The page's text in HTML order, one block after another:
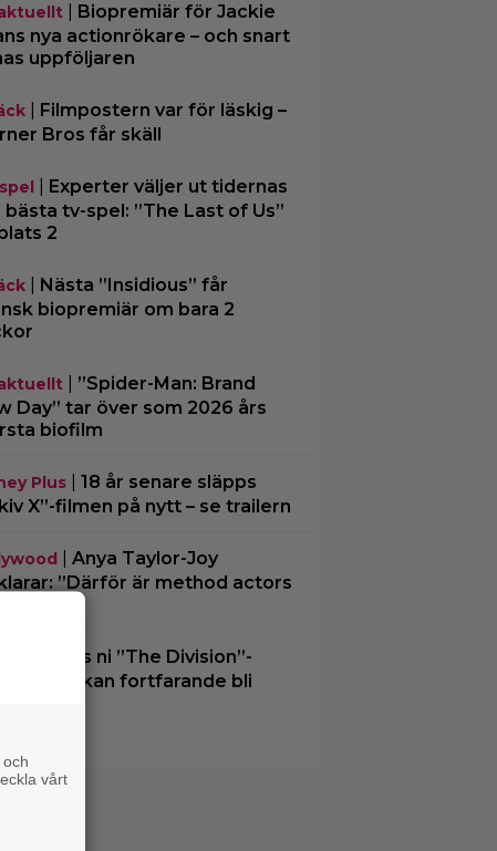
| Biopremiär för Jackie
nya actionrökare – och snart
uppföljaren
| Filmpostern var för läskig –
Bros får skäll
Experter väljer ut tidernas
bästa tv-spel: ”The Last of Us”
2
| Nästa ”Insidious” får
biopremiär om bara 2
| ”Spider-Man: Brand
Day” tar över som 2026 års
biofilm
Plus| 18 år senare släpps
X”-filmen på nytt – se trailern
Anya Taylor-Joy
”Därför är method actors
Minns ni ”The Division”-
Den kan fortfarande bli
vårt